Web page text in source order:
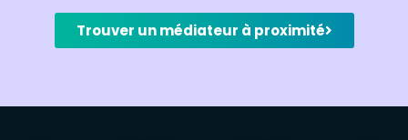
Trouver un médiateur à proximité